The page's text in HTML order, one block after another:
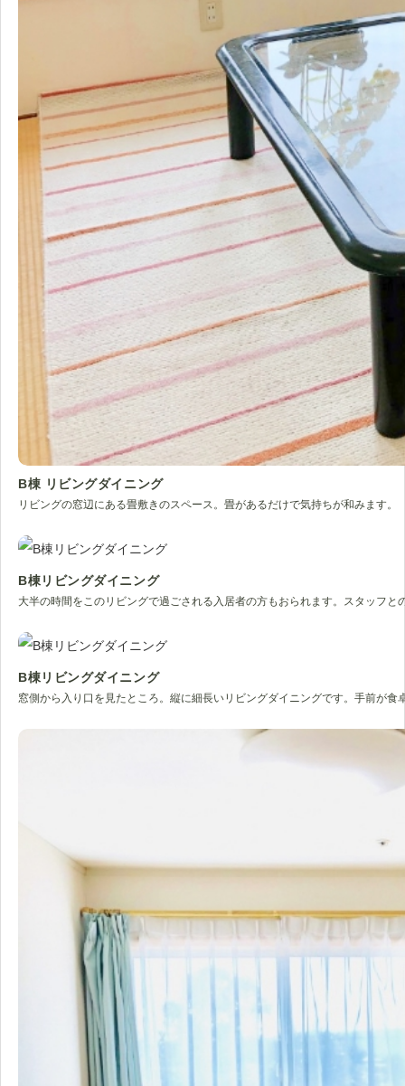
B棟 リビングダイニング
リビングの窓辺にある畳敷きのスペース。畳があるだけで気持ちが和みます。
B棟リビングダイニング
大半の時間をこのリビングで過ごされる入居者の方もおられます。スタッフ
B棟リビングダイニング
窓側から入り口を見たところ。縦に細長いリビングダイニングです。手前が食